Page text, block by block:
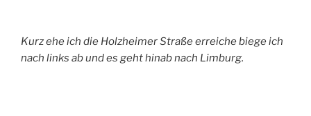
Kurz ehe ich die Holzheimer Straße erreiche biege ich
nach links ab und es geht hinab nach Limburg.